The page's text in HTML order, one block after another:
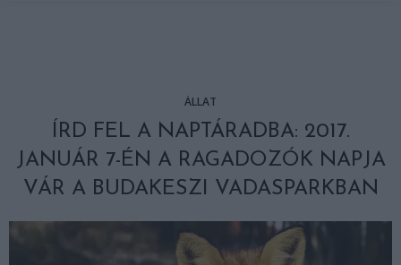
ÁLLAT
ÍRD FEL A NAPTÁRADBA: 2017.
JANUÁR 7-ÉN A RAGADOZÓK NAPJA
VÁR A BUDAKESZI VADASPARKBAN